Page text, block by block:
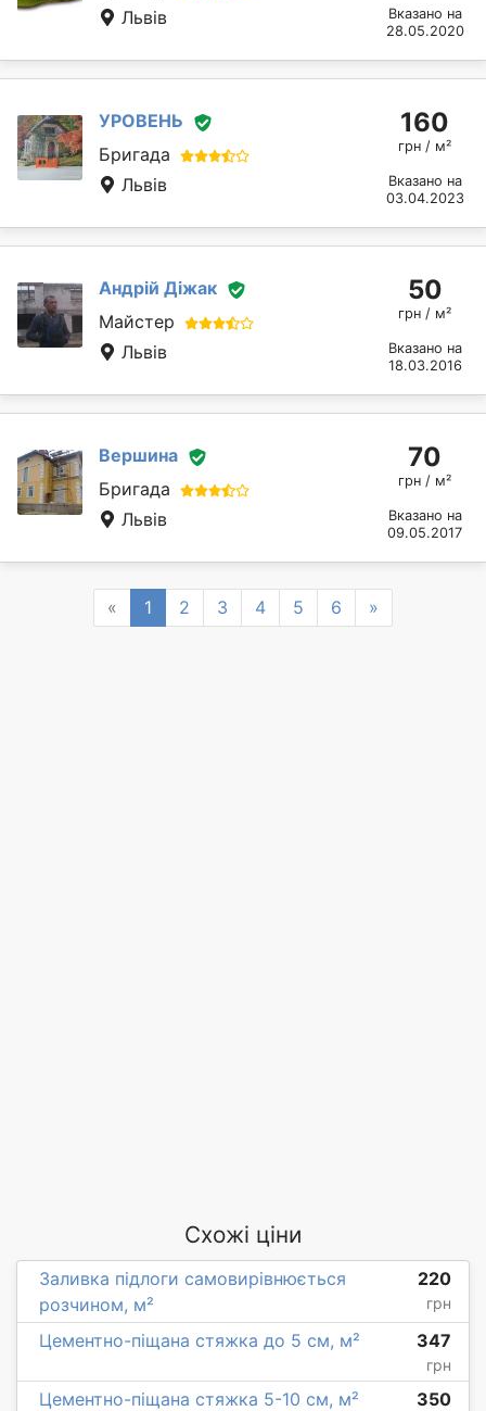
Львів
Вказано на
28.05.2020
УРОВЕНЬ
Бригада
Львів
160
грн / м²
Вказано на
03.04.2023
Андрій Діжак
Майстер
Львів
50
грн / м²
Вказано на
18.03.2016
Вершина
Бригада
Львів
70
грн / м²
Вказано на
09.05.2017
« Previous
1 2 3 4 5 6 »
Схожі ціни
Заливка підлоги самовирівнюється
розчином, м²
220
грн
Цементно-піщана стяжка до 5 см, м² 347
грн
Цементно-піщана стяжка 5-10 см, м² 350